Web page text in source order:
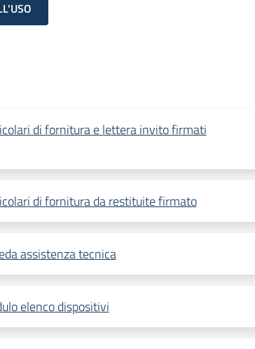
di fornitura e lettera invito firmati
di fornitura da restituite firmato
assistenza tecnica
elenco dispositivi